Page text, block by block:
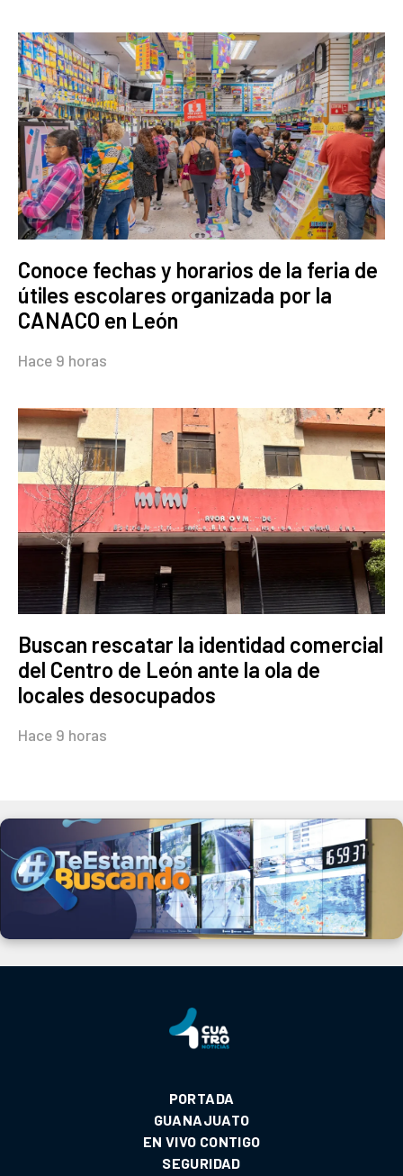
Conoce fechas y horarios de la feria de
útiles escolares organizada por la
CANACO en León
Hace 9 horas
Buscan rescatar la identidad comercial
del Centro de León ante la ola de
locales desocupados
Hace 9 horas
PORTADA
GUANAJUATO
EN VIVO CONTIGO
SEGURIDAD